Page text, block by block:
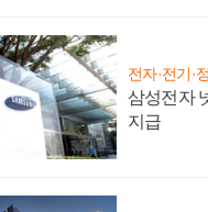
전자·전기·
삼성전자
지급